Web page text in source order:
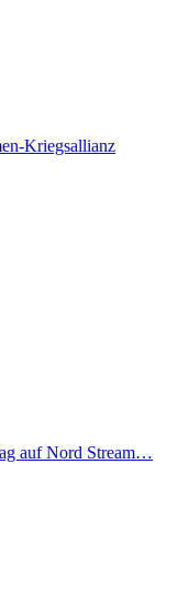
Kriegsallianz
auf Nord Stream…